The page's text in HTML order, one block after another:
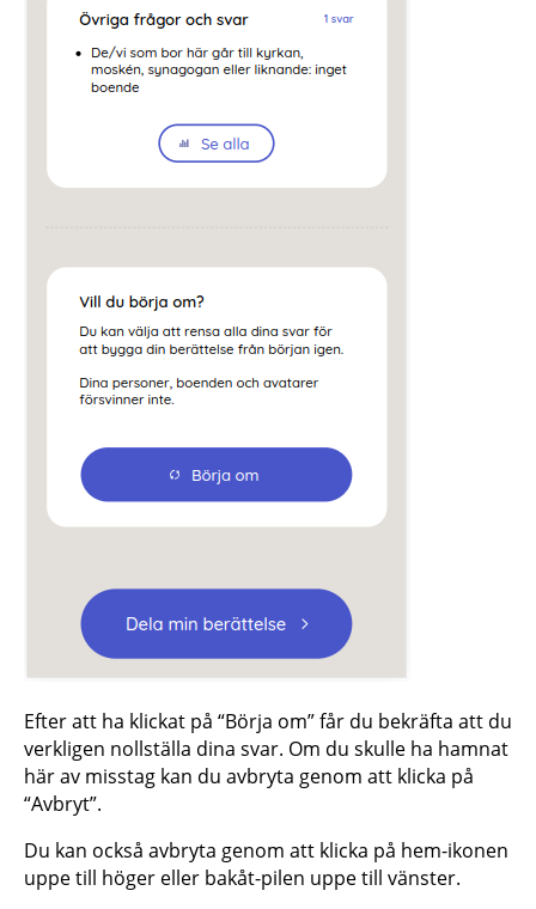
Efter att ha klickat på “Börja om” får du bekräfta att du
verkligen nollställa dina svar. Om du skulle ha hamnat
här av misstag kan du avbryta genom att klicka på
“Avbryt”.
Du kan också avbryta genom att klicka på hem-ikonen
uppe till höger eller bakåt-pilen uppe till vänster.